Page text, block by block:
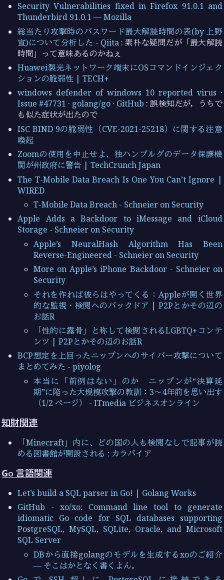
Security Vulnerabilities fixed in Firefox 91.0.1 and
Thunderbird 91.0.1 — Mozilla
総当たり攻撃時のパスワード最大解読時間の表(by 上野
宣)について分析した - Qiita: 素朴な疑問だが「最大解読
時間」って意味あるのかねぇ
Huawei製光ネットワーク端末にOSコマンドインジェク
ションの脆弱性 | TECH+
windows defender of windows 10 reported virus ·
Issue #47731 · golang/go · GitHub : 誤検知だが，うちで
も似た症状が出たので
ISC BIND 9の脆弱性（CVE-2021-25218）に関する注意
喚起
Zoomの使用を中止せよ、独ハンブルグのデータ保護機
関が州政府に警告 | TechCrunch Japan
The T-Mobile Data Breach Is One You Can’t Ignore |
WIRED
T-Mobile Data Breach - Schneier on Security
Apple Adds a Backdoor to iMessage and iCloud
Storage - Schneier on Security
Apple’s NeuralHash Algorithm Has Been
Reverse-Engineered - Schneier on Security
More on Apple’s iPhone Backdoor - Schneier on
Security
それを作れば彼らはやってくる：Appleが開く世界
的な監視・検閲へのバックドア | P2Pとかその辺の
お話R
「性的に露骨」と称して検閲されるLGBTQ+コンテ
ンツ | P2Pとかその辺のお話R
BCP想定を上回ったニップンへのサイバー攻撃について
まとめてみた - piyolog
本当に「前例はない」のか ニップンが“決算延
期”に陥った大規模攻撃の教訓：3～4年前を思い出す
（1/2 ページ） - ITmedia ビジネスオンライン
知財関連
「Minecraft」内に、どの国の人も検閲なしで記事が読
める図書館が開設される : カラパイア
Go 言語関連
Let’s build a SQL parser in Go! | Golang Works
GitHub - xo/xo: Command line tool to generate
idiomatic Go code for SQL databases supporting
PostgreSQL, MySQL, SQLite, Oracle, and Microsoft
SQL Server
DBから直接golangのモデルを生成するxoのご紹介
— そこはかとなく書くよん。